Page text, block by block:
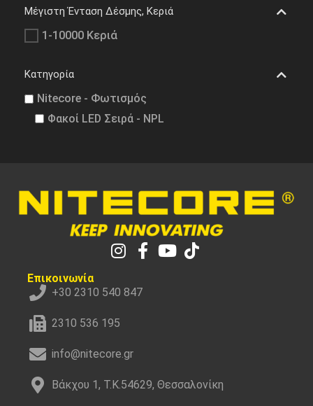
Μέγιστη Ένταση Δέσμης, Κεριά
1-10000 Κεριά
Κατηγορία
Nitecore - Φωτισμός
Φακοί LED Σειρά - NPL
Επικοινωνία
+30 2310 540 847
2310 536 195
info@nitecore.gr
Βάκχου 1, Τ.Κ.54629, Θεσσαλονίκη